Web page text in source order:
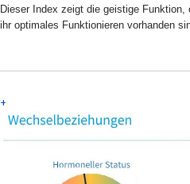
Dieser Index zeigt die geistige
ihr optimales Funktionieren vorhanden
+